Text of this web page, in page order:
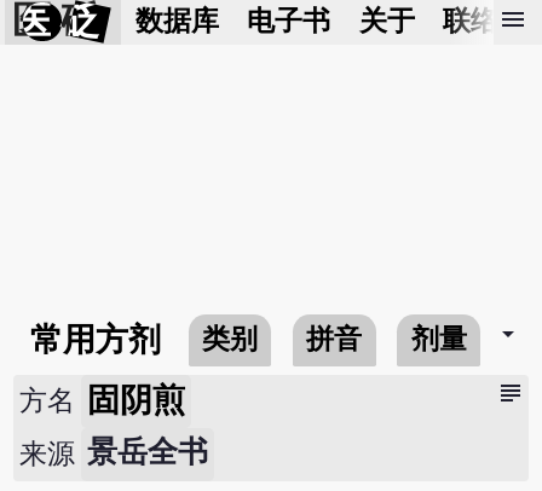
医 砭 数据库 电子书 关于 联络我
menu
常用方剂 类别 拼音 剂量 arrow_drop_down
subject
方名 固阴煎
来源 景岳全书